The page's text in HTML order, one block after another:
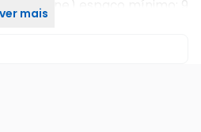
jogo online) espaço mínimo: 9
ver mais